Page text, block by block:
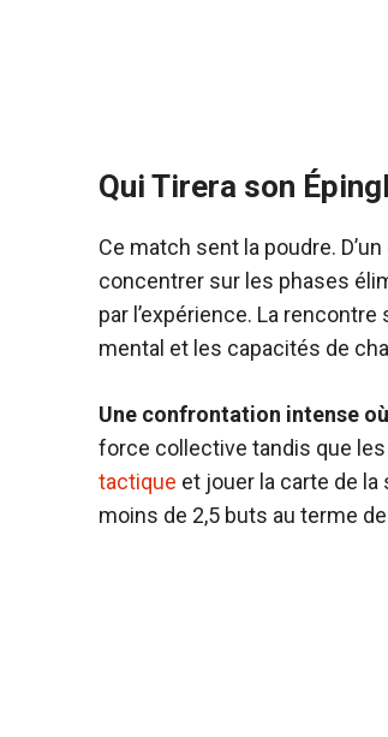
Qui Tirera son
Ce match sent la poudre.
concentrer sur les phases
par l’expérience. La
mental et les capacités de
Une confrontation intense
force collective tandis que
tactique et jouer la carte de
moins de 2,5 buts au terme